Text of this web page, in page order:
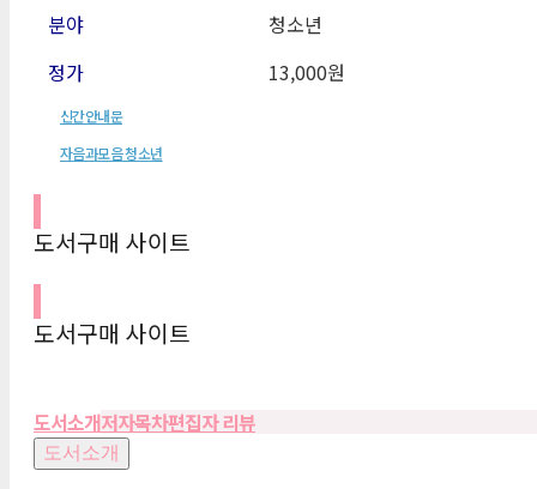
분야
청소년
정가
13,000원
신간안내문
자음과모음 청소년
도서구매 사이트
도서구매 사이트
도서소개저자목차편집자 리뷰
도서소개